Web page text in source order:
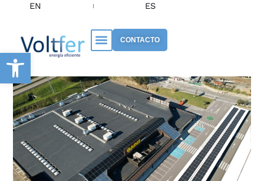
Abrir barra de herramientas
contenido
EN ES
CONTACTO